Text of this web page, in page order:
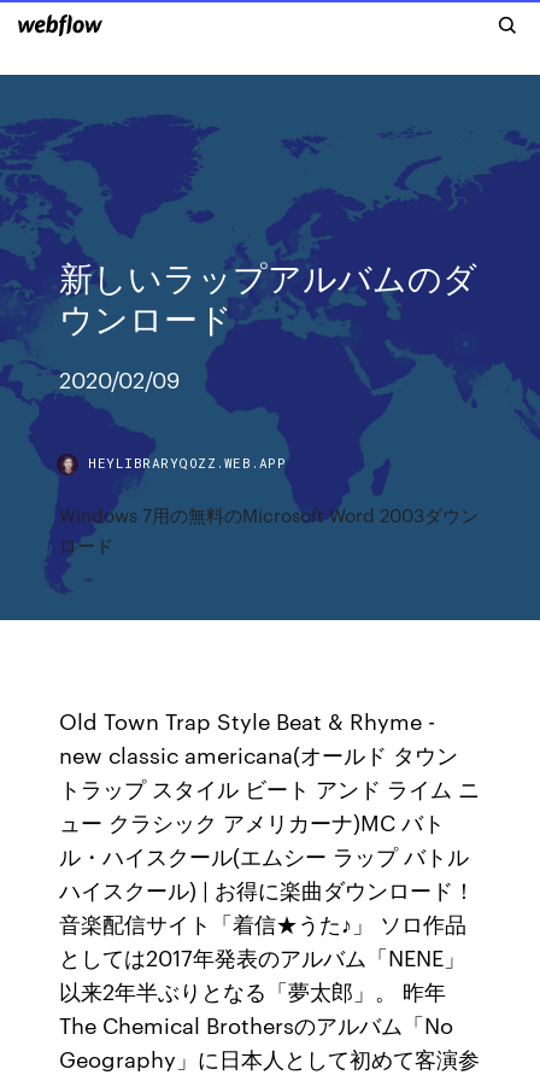
新しいラップアルバムのダ
ウンロード
2020/02/09
HEYLIBRARYQOZZ.WEB.APP
Windows 7用の無料のMicrosoft Word 2003ダウン
ロード
Old Town Trap Style Beat & Rhyme -
new classic americana(オールド タウン
トラップ スタイル ビート アンド ライム ニ
ュー クラシック アメリカーナ)MC バト
ル・ハイスクール(エムシー ラップ バトル
ハイスクール) | お得に楽曲ダウンロード！
音楽配信サイト「着信★うた♪」 ソロ作品
としては2017年発表のアルバム「NENE」
以来2年半ぶりとなる「夢太郎」。 昨年
The Chemical Brothersのアルバム「No
Geography」に日本人として初めて客演参